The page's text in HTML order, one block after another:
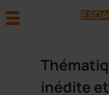
inédite